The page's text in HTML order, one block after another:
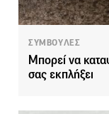
ΣΥΜΒΟΥΛΕΣ
Μπορεί να
σας εκπλήξει